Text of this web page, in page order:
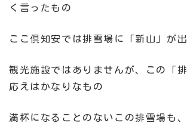
く言ったもの
ここ倶知安では排雪場に「新山」が
観光施設ではありませんが、この「
応えはかなりなもの
満杯になることのないこの排雪場も